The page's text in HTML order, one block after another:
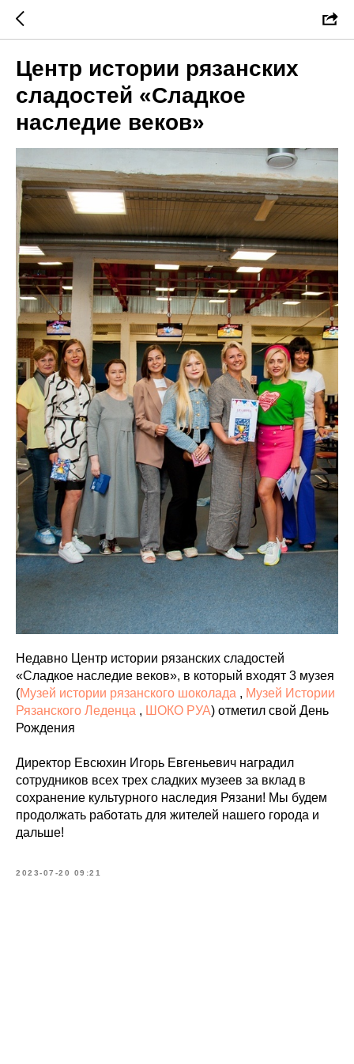
Центр истории рязанских
сладостей «Сладкое
наследие веков»
Недавно Центр истории рязанских сладостей
«Сладкое наследие веков», в который входят 3 музея
(Музей истории рязанского шоколада , Музей Истории
Рязанского Леденца , ШОКО РУА) отметил свой День
Рождения
Директор Евсюхин Игорь Евгеньевич наградил
сотрудников всех трех сладких музеев за вклад в
сохранение культурного наследия Рязани! Мы будем
продолжать работать для жителей нашего города и
дальше!
2023-07-20 09:21